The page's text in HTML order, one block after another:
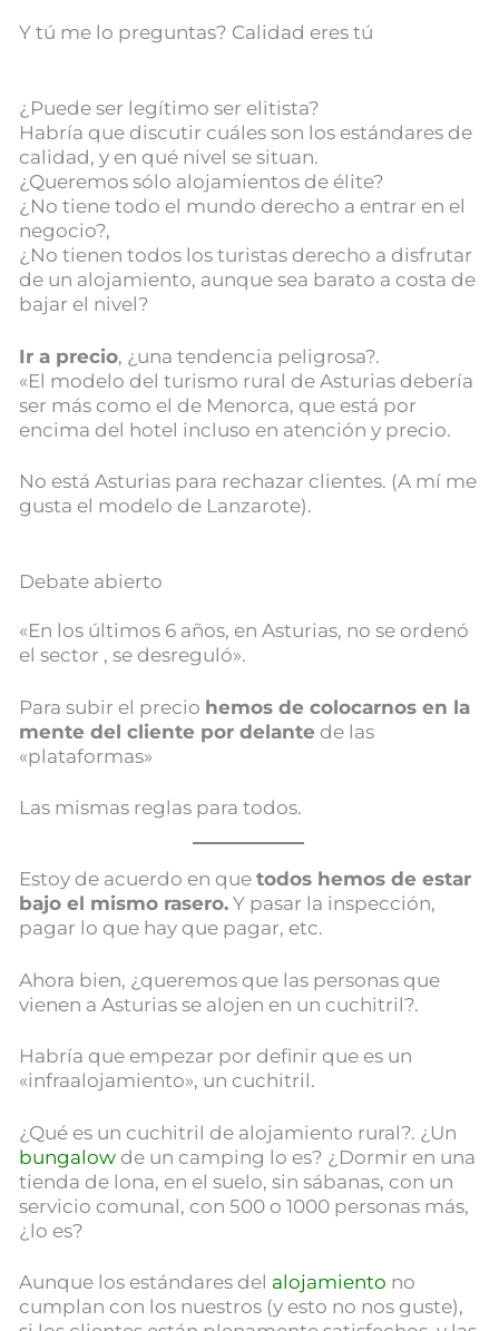
Y tú me lo preguntas? Calidad eres tú
¿Puede ser legítimo ser elitista?
Habría que discutir cuáles son los estándares de
calidad, y en qué nivel se situan.
¿Queremos sólo alojamientos de élite?
¿No tiene todo el mundo derecho a entrar en el
negocio?,
¿No tienen todos los turistas derecho a disfrutar
de un alojamiento, aunque sea barato a costa de
bajar el nivel?
Ir a precio, ¿una tendencia peligrosa?.
«El modelo del turismo rural de Asturias debería
ser más como el de Menorca, que está por
encima del hotel incluso en atención y precio.
No está Asturias para rechazar clientes. (A mí me
gusta el modelo de Lanzarote).
Debate abierto
«En los últimos 6 años, en Asturias, no se ordenó
el sector , se desreguló».
Para subir el precio hemos de colocarnos en la
mente del cliente por delante de las
«plataformas»
Las mismas reglas para todos.
Estoy de acuerdo en que todos hemos de estar
bajo el mismo rasero. Y pasar la inspección,
pagar lo que hay que pagar, etc.
Ahora bien, ¿queremos que las personas que
vienen a Asturias se alojen en un cuchitril?.
Habría que empezar por definir que es un
«infraalojamiento», un cuchitril.
¿Qué es un cuchitril de alojamiento rural?. ¿Un
bungalow de un camping lo es? ¿Dormir en una
tienda de lona, en el suelo, sin sábanas, con un
servicio comunal, con 500 o 1000 personas más,
¿lo es?
Aunque los estándares del alojamiento no
cumplan con los nuestros (y esto no nos guste),